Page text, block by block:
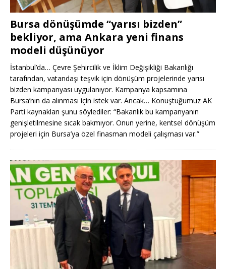
Bursa dönüşümde “yarısı bizden”
bekliyor, ama Ankara yeni finans
modeli düşünüyor
İstanbul’da… Çevre Şehircilik ve İklim Değişikliği Bakanlığı
tarafından, vatandaşı teşvik için dönüşüm projelerinde yarısı
bizden kampanyası uygulanıyor. Kampanya kapsamına
Bursa’nın da alınması için istek var. Ancak… Konuştuğumuz AK
Parti kaynakları şunu söylediler: “Bakanlık bu kampanyanın
genişletilmesine sıcak bakmıyor. Onun yerine, kentsel dönüşüm
projeleri için Bursa’ya özel finasman modeli çalışması var.”